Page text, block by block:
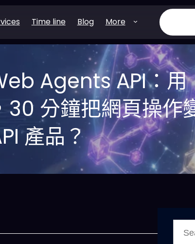
Time line Blog More
搜
尋
Agents API：用
30 分鐘把網頁操作
產品？